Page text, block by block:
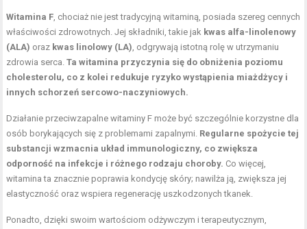
Witamina F, chociaż nie jest tradycyjną witaminą, posiada szereg cennych
właściwości zdrowotnych. Jej składniki, takie jak kwas alfa-linolenowy
(ALA) oraz kwas linolowy (LA), odgrywają istotną rolę w utrzymaniu
zdrowia serca.Ta witamina przyczynia się do obniżenia poziomu
cholesterolu, co z kolei redukuje ryzyko wystąpienia miażdżycy i
innych schorzeń sercowo-naczyniowych.
Działanie przeciwzapalne witaminy F może być szczególnie korzystne dla
osób borykających się z problemami zapalnymi. Regularne spożycie tej
substancji wzmacnia układ immunologiczny, co zwiększa
odporność na infekcje i różnego rodzaju choroby. Co więcej,
witamina ta znacznie poprawia kondycję skóry; nawilża ją, zwiększa jej
elastyczność oraz wspiera regenerację uszkodzonych tkanek.
Ponadto, dzięki swoim wartościom odżywczym i terapeutycznym,